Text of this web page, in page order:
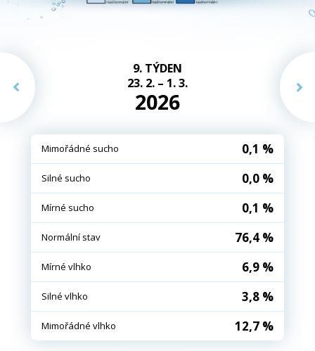
9. TÝDEN
23. 2. – 1. 3.
2026
Mimořádné sucho 0,1 %
Silné sucho 0,0 %
Mírné sucho 0,1 %
Normální stav 76,4 %
Mírné vlhko 6,9 %
Silné vlhko 3,8 %
Mimořádné vlhko 12,7 %